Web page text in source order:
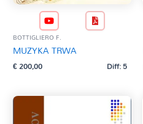
BOTTIGLIERO F.
MUZYKA TRWA
€200,00 Diff: 5